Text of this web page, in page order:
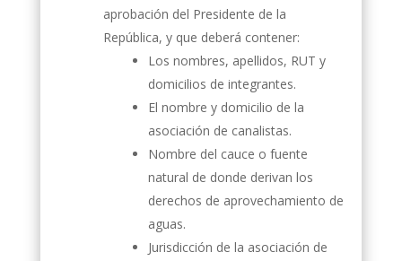
aprobación del Presidente de la
República, y que deberá contener:
Los nombres, apellidos, RUT y
domicilios de integrantes.
El nombre y domicilio de la
asociación de canalistas.
Nombre del cauce o fuente
natural de donde derivan los
derechos de aprovechamiento de
aguas.
Jurisdicción de la asociación de